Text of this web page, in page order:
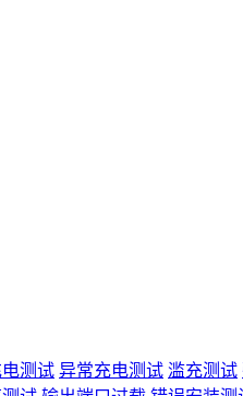
测试 异常充电测试 滥充测试